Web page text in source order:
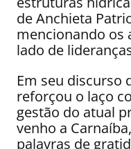
de Anchieta
mencionando os
lado de
Em seu discurso
reforçou o laço
gestão do atual
venho a
palavras de